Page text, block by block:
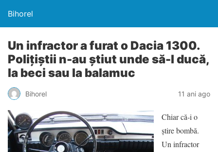
Bihorel
Un infractor a furat o Dacia 1300.
Poliţiştii n-au ştiut unde să-l ducă,
la beci sau la balamuc
Bihorel 11 ani ago
Chiar că-i o
ştire bombă.
Un infractor